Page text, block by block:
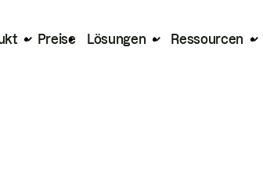
Preise Lösungen Ressourcen